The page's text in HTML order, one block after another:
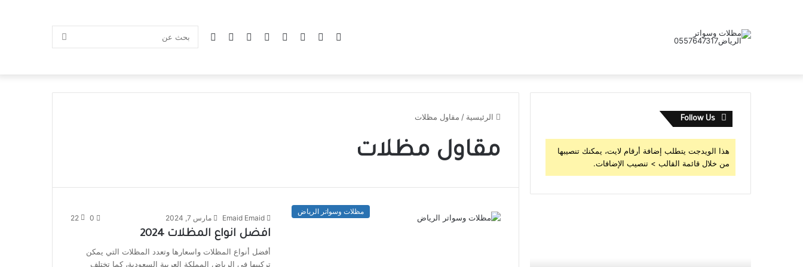
الرئيسية / مقاول مظلات
مقاول مظلات
مظلات وسواتر الرياض
Emaid Emaid مارس 7, 2024 0
22
افضل انواع المظلات 2024
أفضل أنواع المظلات واسعارها وتعدد المظلات التي يمكن
تركيبها في الرياض المملكة العربية السعودية، كما تختلف
Follow Us
هذا الويدجت يتطلب إضافة أرقام لايت، يمكنك تنصيبها
من خلال قائمة القالب > تنصيب الإضافات.